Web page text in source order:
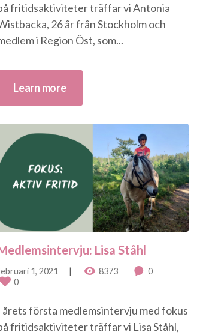
fritidsaktiviteter träffar vi Antonia
26 år från Stockholm och
i Region Öst, som...
Learn more
Lisa Ståhl
1, 2021 8373
0
0
årets första medlemsintervju med fokus
fritidsaktiviteter träffar vi Lisa Ståhl,